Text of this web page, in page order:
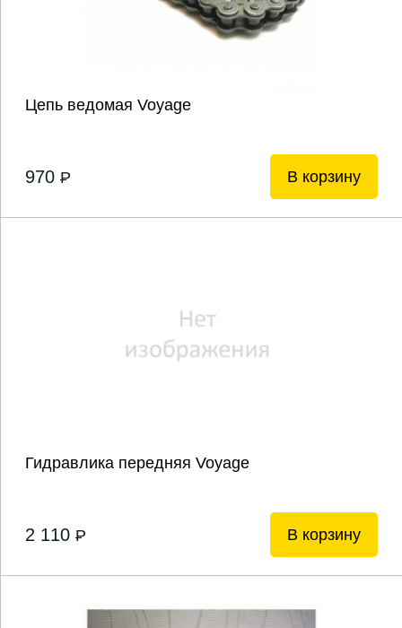
Цепь ведомая Voyage
970 P В корзину
Гидравлика передняя Voyage
2 110 P В корзину